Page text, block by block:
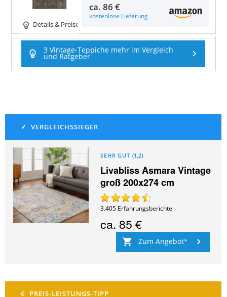
Details & Preise
ca.86 €
kostenlose Lieferung
3 Vintage-Teppiche mehr im Vergleich
und Ratgeber
SEHR GUT (1,2)
Livabliss Asmara Vintage
groß 200x274 cm
3.405 Erfahrungsberichte
ca. 85 €
Zum Angebot